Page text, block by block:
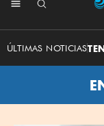
ÚLTIMAS NOTICIAS